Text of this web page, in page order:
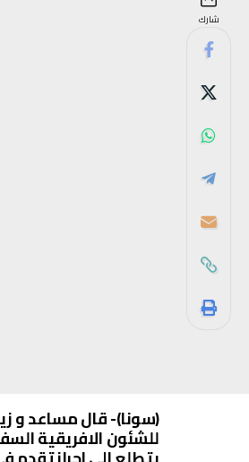
شارك
(سونا)- قال مساعد و
للشئون الافريقية